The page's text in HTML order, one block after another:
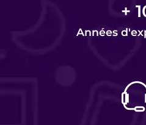
+
Années